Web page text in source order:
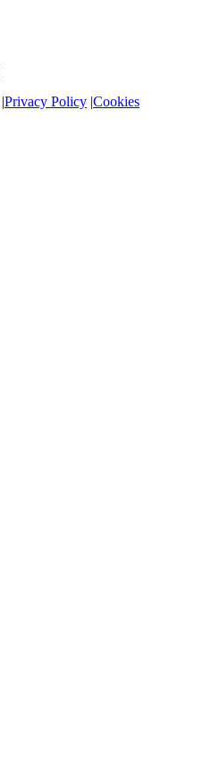
Privacy Policy Cookies